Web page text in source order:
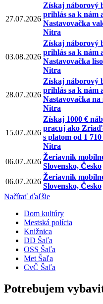
27.07.2026
Získaj náborový
prihlás sa k nám
Nastavovačka
Nitra
03.08.2026
Získaj náborový
prihlás sa k nám
Nastavovačka
Nitra
28.07.2026
Získaj náborový
prihlás sa k nám
Nastavovačka na
Nitra
15.07.2026
Získaj 1000 €
pracuj ako
s platom od 1 710
Nitra
06.07.2026
Žeriavnik
Slovensko, Česko
06.07.2026
Žeriavnik
Slovensko, Česko
Načítať ďaľšie
Dom kultúry
Mestská polícia
Knižnica
DD Šaľa
OSS Šaľa
Met Šaľa
CvČ Šaľa
Potrebujem